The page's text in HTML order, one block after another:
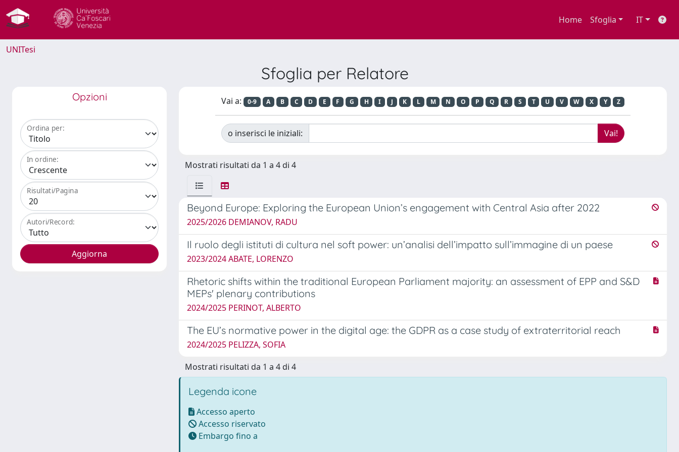
Home Sfoglia IT
UNITesi
Sfoglia per Relatore
Opzioni
Ordina per:
In ordine:
Risultati/Pagina
Autori/Record:
Vai a: 0-9 A B C D E F G H I J K L M N O P Q R S T U V W X Y Z
o inserisci le iniziali:
Mostrati risultati da 1 a 4 di 4
Beyond Europe: Exploring the European Union’s engagement with Central Asia after 2022
2025/2026 DEMIANOV, RADU
Il ruolo degli istituti di cultura nel soft power: un’analisi dell’impatto sull’immagine di un paese
2023/2024 ABATE, LORENZO
Rhetoric shifts within the traditional European Parliament majority: an assessment of EPP and S&D
MEPs' plenary contributions
2024/2025 PERINOT, ALBERTO
The EU’s normative power in the digital age: the GDPR as a case study of extraterritorial reach
2024/2025 PELIZZA, SOFIA
Mostrati risultati da 1 a 4 di 4
Legenda icone
Accesso aperto
Accesso riservato
Embargo fino a